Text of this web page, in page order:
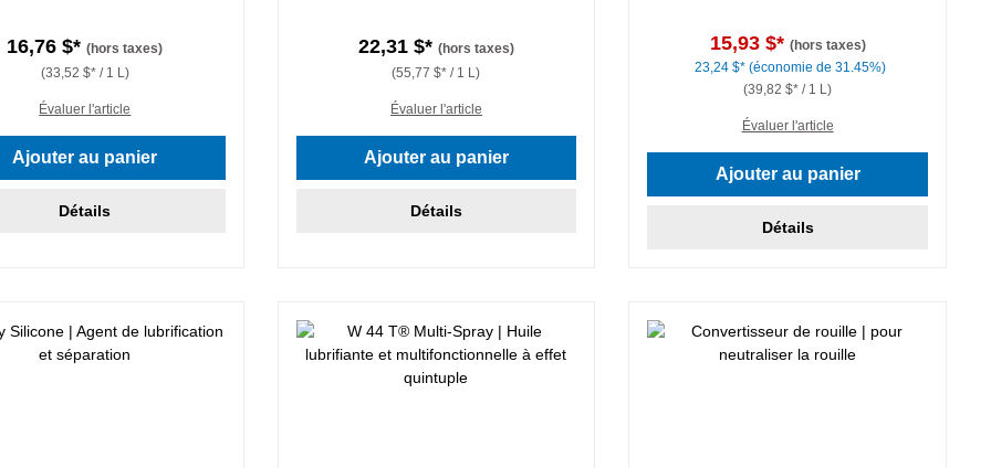
16,76 $*(hors taxes)
(33,52 $* / 1 L)
Évaluer l'article
Ajouter au panier
Détails
22,31 $* (hors taxes)
(55,77 $* / 1 L)
Évaluer l'article
Ajouter au panier
Détails
15,93 $* (hors taxes)
23,24 $* (économie de 31.45%)
(39,82 $* / 1 L)
Évaluer l'article
Ajouter au panier
Détails